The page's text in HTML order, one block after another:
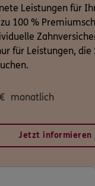
Leistungen für
100 %
für Leistungen, die
€ monatlich
Jetzt informieren